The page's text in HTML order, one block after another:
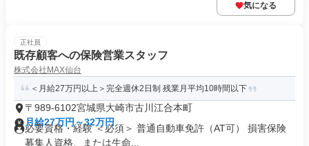
気になる
正社員
既存顧客への保険営業スタッフ
株式会社MAX仙台
＜月給27万円以上＞完全週休2日制 残業月平均10時間以下
〒989-6102宮城県大崎市古川江合本町
月給27万円～32万円
必要資格・経験 ＜必須＞ 普通自動車免許（AT可） 損害保険
募集人資格、または生命...